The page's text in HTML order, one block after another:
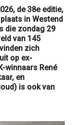
de 38e editie,
in Westend
die zondag 29
van 145
zich
op ex-
winnaars René
en
is ook van